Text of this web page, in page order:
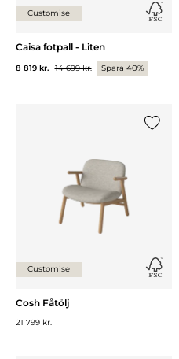
Customise
Caisa fotpall - Liten
8 819 kr. 14 699 kr. Spara 40%
Customise
Cosh Fåtölj
21 799 kr.